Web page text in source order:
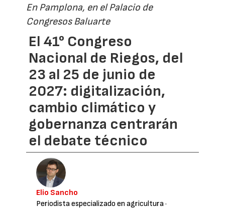
En Pamplona, en el Palacio de
Congresos Baluarte
El 41° Congreso
Nacional de Riegos, del
23 al 25 de junio de
2027: digitalización,
cambio climático y
gobernanza centrarán
el debate técnico
Elio Sancho
Periodista especializado en agricultura·